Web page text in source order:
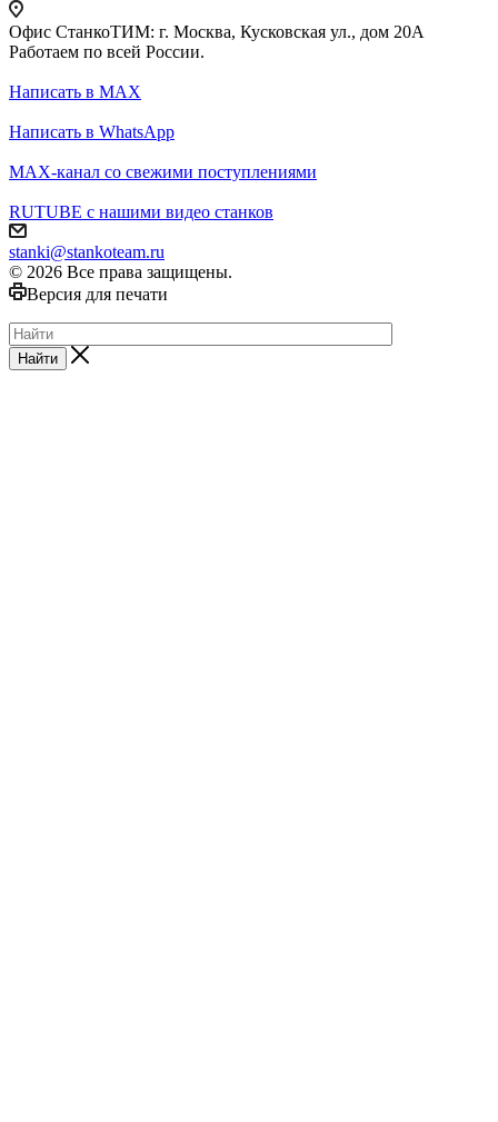
Офис СтанкоТИМ: г. Москва, Кусковская ул., дом 20А
Работаем по всей России.
Написать в MAX
Написать в WhatsApp
MAX-канал со свежими поступлениями
RUTUBE с нашими видео станков
stanki@stankoteam.ru
© 2026 Все права защищены.
Версия для печати
Найти